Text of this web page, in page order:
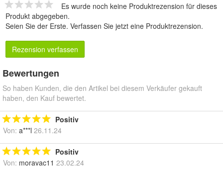
Es wurde noch keine Produktrezension für dieses
Produkt abgegeben.
Seien Sie der Erste. Verfassen Sie jetzt eine Produktrezension.
Rezension verfassen
Bewertungen
So haben Kunden, die den Artikel bei diesem Verkäufer gekauft
haben, den Kauf bewertet.
Positiv
Von: a***l 26.11.24
Positiv
Von: moravac11 23.02.24